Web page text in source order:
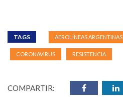
TAGS AEROLÍNEAS ARGENTINAS
CORONAVIRUS RESISTENCIA
COMPARTIR: